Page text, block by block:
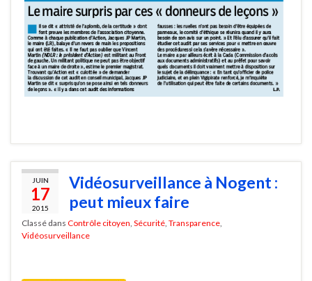
JUIN
17
2015
Vidéosurveillance à Nogent :
peut mieux faire
Classé dans Contrôle citoyen, Sécurité, Transparence,
Vidéosurveillance